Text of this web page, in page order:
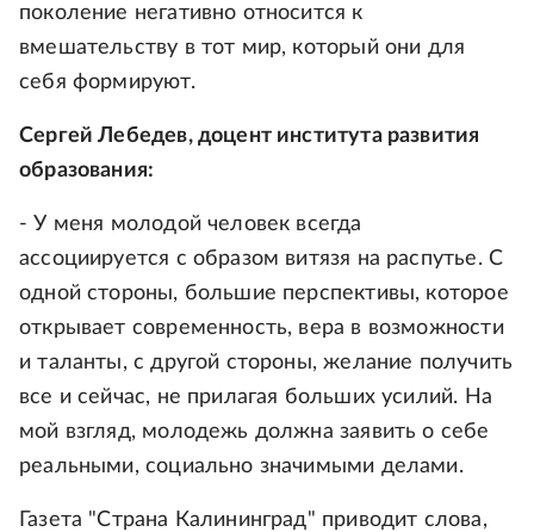
поколение негативно относится к
вмешательству в тот мир, который они для
себя формируют.
Сергей Лебедев, доцент института развития
образования:
- У меня молодой человек всегда
ассоциируется с образом витязя на распутье. С
одной стороны, большие перспективы, которое
открывает современность, вера в возможности
и таланты, с другой стороны, желание получить
все и сейчас, не прилагая больших усилий. На
мой взгляд, молодежь должна заявить о себе
реальными, социально значимыми делами.
Газета "Страна Калининград" приводит слова,